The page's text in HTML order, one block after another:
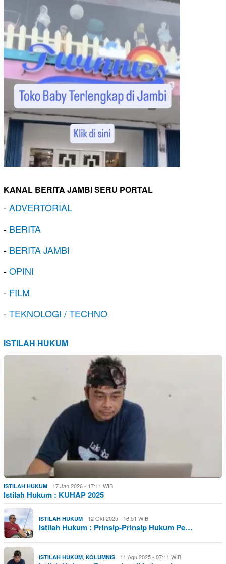
KANAL BERITA JAMBI SERU PORTAL
-ADVERTORIAL
- BERITA
- BERITA JAMBI
-OPINI
- FILM
-TEKNOLOGI / TECHNO
ISTILAH HUKUM
ISTILAH HUKUM 17 Jan 2026 - 17:11 WIB
Istilah Hukum : KUHAP 2025
ISTILAH HUKUM 12 Okt 2025 - 16:51 WIB
Istilah Hukum : Prinsip-Prinsip Hukum Pe…
ISTILAH HUKUM, KOLUMNIS 11 Agu 2025 - 07:11 WIB